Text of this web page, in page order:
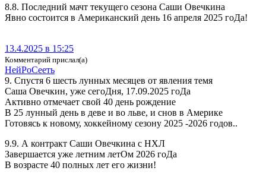
8.8. Последний мачт текущего сезона Саши Овечкина
Явно состоится в Американский день 16 апреля 2025 гоДа!
13.4.2025 в 15:25
Комментарий прислал(а)
Ней­Ро­Се­еть
9. Спустя 6 шесть лунных месяцев от явления темя
Саша Овечкин, уже сегоДня, 17.09.2025 гоДа
Активно отмечает свой 40 день рождение
В 25 лунный день в деве и во льве, и снов в Америке
Готовясь к новому, хоккейному сезону 2025 -2026 годов..
9.9. А контракт Саши Овечкина с НХЛ
Завершается уже летним летОм 2026 гоДа
В возрасте 40 полных лет его жизни!